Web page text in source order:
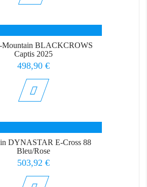
Mountain BLACKCROWS
Captis 2025
Prix
498,90 €
DYNASTAR E-Cross 88
Bleu/Rose
Prix
503,92 €